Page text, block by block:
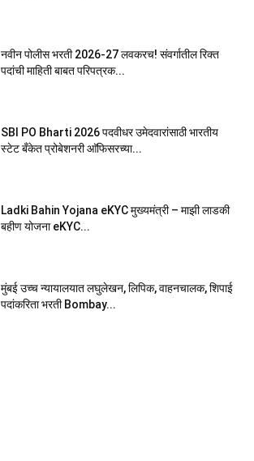
नवीन पोलीस भरती 2026-27 लवकरच! संवर्गातील रिक्त
पदांची माहिती बाबत परिपत्रक...
SBI PO Bharti 2026 पदवीधर उमेदवारांसाठी भारतीय
स्टेट बँकेत प्रोबेशनरी आ‍ॅफिसरच्या...
Ladki Bahin Yojana eKYC मुख्यमंत्री – माझी लाडकी
बहीण योजना eKYC...
मुंबई उच्च न्यायालयात लघुलेखन, लिपिक, वाहनचालक, शिपाई
पदांकरिता भरती Bombay...